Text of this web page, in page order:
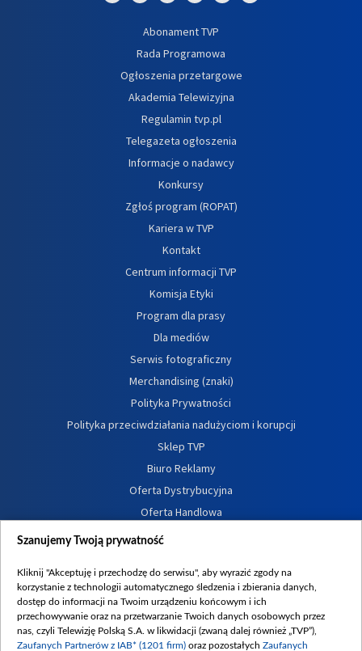
Abonament TVP
Rada Programowa
Ogłoszenia przetargowe
Akademia Telewizyjna
Regulamin tvp.pl
Telegazeta ogłoszenia
Informacje o nadawcy
Konkursy
Zgłoś program (ROPAT)
Kariera w TVP
Kontakt
Centrum informacji TVP
Komisja Etyki
Program dla prasy
Dla mediów
Serwis fotograficzny
Merchandising (znaki)
Polityka Prywatności
Polityka przeciwdziałania nadużyciom i korupcji
Sklep TVP
Biuro Reklamy
Oferta Dystrybucyjna
Oferta Handlowa
Dostępność
Procedura zgłoszeń wewnętrznych
Szanujemy Twoją prywatność
Kliknij "Akceptuję i przechodzę do serwisu", aby wyrazić zgody na
korzystanie z technologii automatycznego śledzenia i zbierania danych,
dostęp do informacji na Twoim urządzeniu końcowym i ich
przechowywanie oraz na przetwarzanie Twoich danych osobowych przez
nas, czyli Telewizję Polską S.A. w likwidacji (zwaną dalej również „TVP”),
Zaufanych Partnerów z IAB* (1201 firm) oraz pozostałych Zaufanych